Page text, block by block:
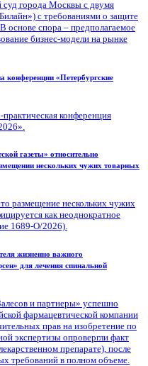
города Москвы с двумя
с требованиями о защите
основе спора – предполагаемое
бизнес-модели на рынке
конференции «Петербургские
конференция
газеты» относительно
нескольких чужих товарных
размещение нескольких чужих
как неоднократное
1689-О/2026).
жизненно важного
для лечения спинальной
и партнеры» успешно
фармацевтической компании
прав на изобретение по
экспертизы опровергли факт
препарате), после
требований в полном объеме.